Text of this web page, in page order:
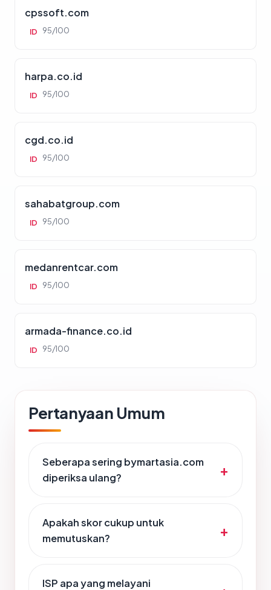
cpssoft.com
ID 95/100
harpa.co.id
ID 95/100
cgd.co.id
ID 95/100
sahabatgroup.com
ID 95/100
medanrentcar.com
ID 95/100
armada-finance.co.id
ID 95/100
Pertanyaan Umum
Seberapa sering bymartasia.com
diperiksa ulang?
Apakah skor cukup untuk
memutuskan?
ISP apa yang melayani